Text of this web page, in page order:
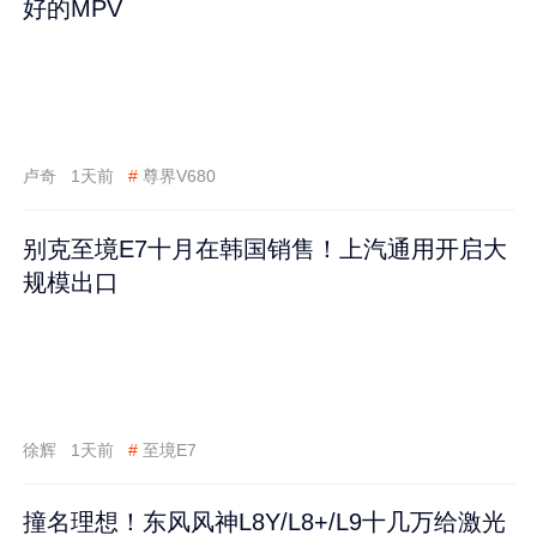
好的MPV
卢奇 1天前 # 尊界V680
别克至境E7十月在韩国销售！上汽通用开启大
规模出口
徐辉 1天前 # 至境E7
撞名理想！东风风神L8Y/L8+/L9十几万给激光